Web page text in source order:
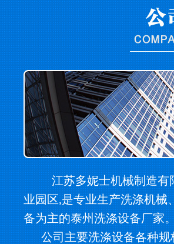
江苏多妮士机械制造有
业园区,是专业生产洗涤机械
备为主的泰州洗涤设备厂家
公司主要洗涤设备各种规